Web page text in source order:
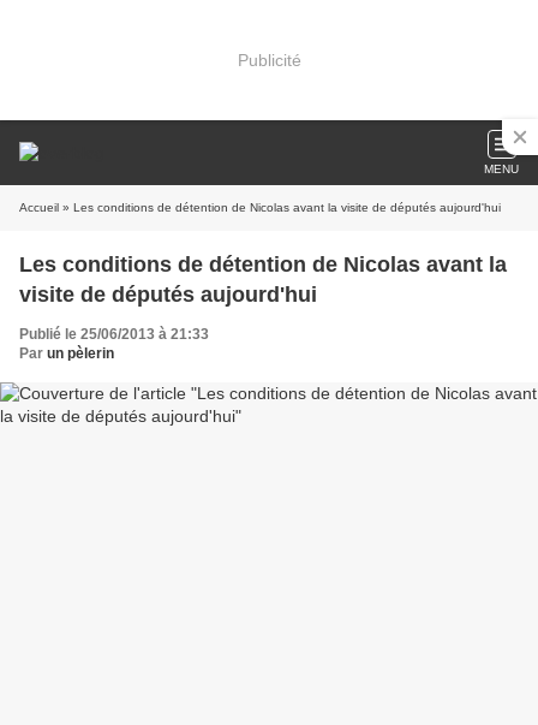
Publicité
MENU
Accueil » Les conditions de détention de Nicolas avant la visite de députés aujourd'hui
Les conditions de détention de Nicolas avant la
visite de députés aujourd'hui
Publié le 25/06/2013 à 21:33
Par un pèlerin